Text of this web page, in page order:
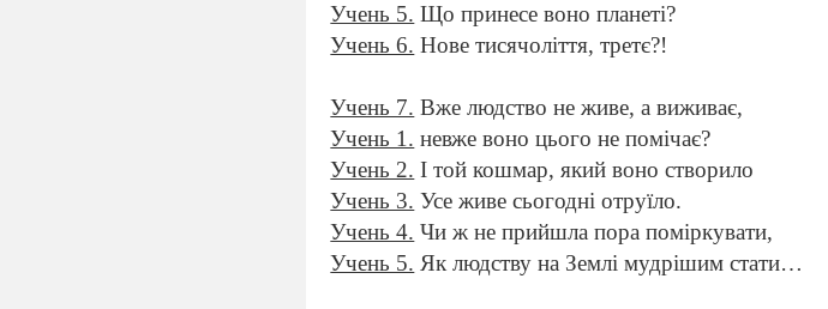
Учень 5. Що принесе воно планеті?
Учень 6. Нове тисячоліття, третє?!
Учень 7. Вже людство не живе, а виживає,
Учень 1. невже воно цього не помічає?
Учень 2. І той кошмар, який воно створило
Учень 3. Усе живе сьогодні отруїло.
Учень 4. Чи ж не прийшла пора поміркувати,
Учень 5. Як людству на Землі мудрішим стати…